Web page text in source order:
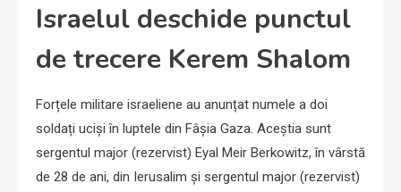
Israelul deschide punctul
de trecere Kerem Shalom
Forțele militare israeliene au anunțat numele a doi
soldați uciși în luptele din Fâșia Gaza. Aceștia sunt
sergentul major (rezervist) Eyal Meir Berkowitz, în vârstă
de 28 de ani, din Ierusalim și sergentul major (rezervist)